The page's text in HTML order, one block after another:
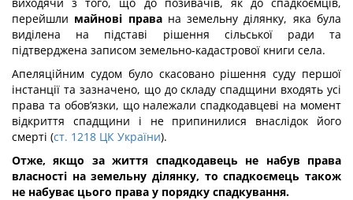
перейшли майнові правана земельну ділянку, яка була
виділена на підставі рішення сільської ради та
підтверджена записом земельно-кадастрової книги села.
Апеляційним судом було скасовано рішення суду першої
інстанції та зазначено, що до складу спадщини входять усі
права та обов’язки, що належали спадкодавцеві на момент
відкриття спадщини і не припинилися внаслідок його
смерті (ст. 1218 ЦК України).
Отже, якщо за життя спадкодавець не набув права
власності на земельну ділянку, то спадкоємець також
не набуває цього права у порядку спадкування.